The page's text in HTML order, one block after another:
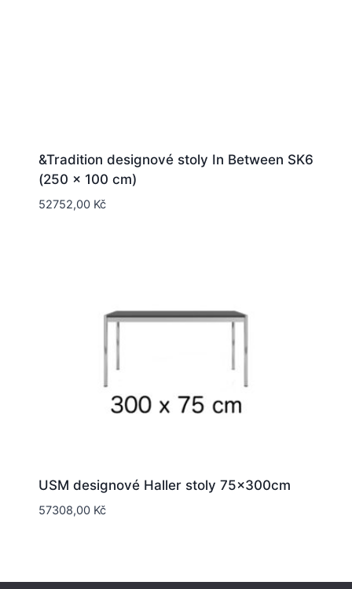
&Tradition designové stoly In Between SK6
(250 x 100 cm)
52752,00 Kč
USM designové Haller stoly 75x300cm
57308,00 Kč